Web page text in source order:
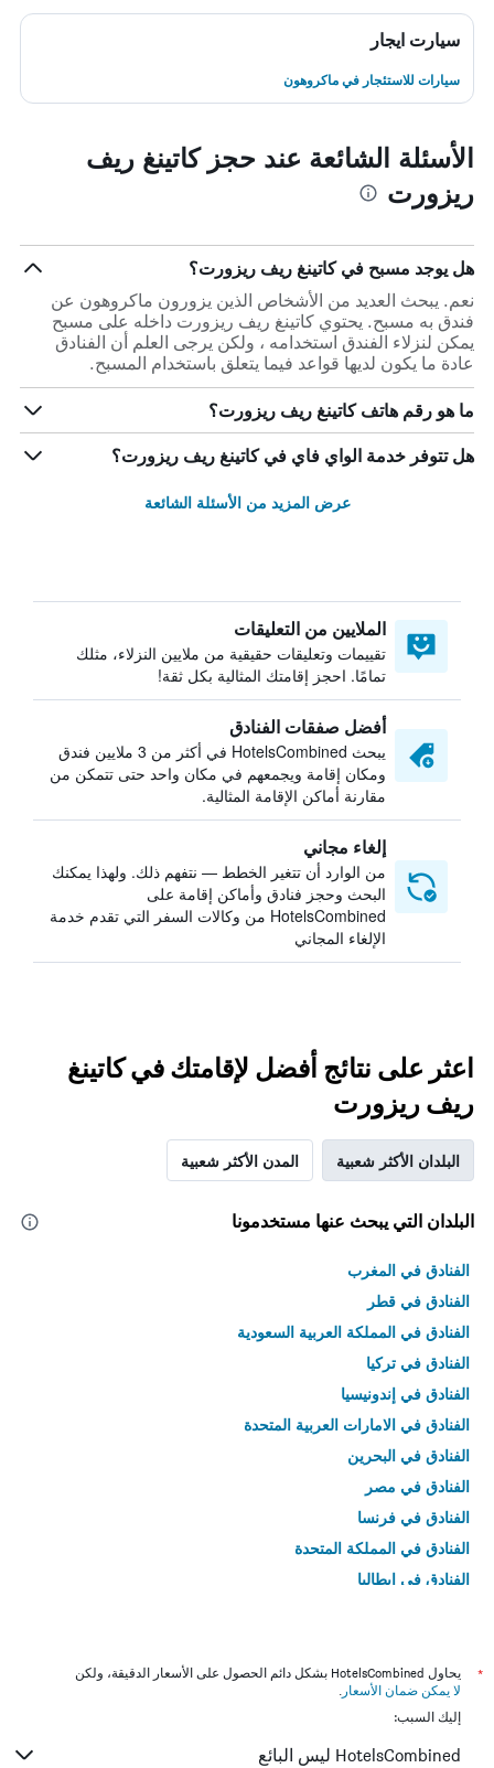
سيارت ايجار
سيارات للاستئجار في ماكروهون
الأسئلة الشائعة عند حجز كاتينغ ريف
ريزورت
هل يوجد مسبح في كاتينغ ريف ريزورت؟
نعم. يبحث العديد من الأشخاص الذين يزورون ماكروهون عن
فندق به مسبح. يحتوي كاتينغ ريف ريزورت داخله على مسبح
يمكن لنزلاء الفندق استخدامه ، ولكن يرجى العلم أن الفنادق
عادة ما يكون لديها قواعد فيما يتعلق باستخدام المسبح.
ما هو رقم هاتف كاتينغ ريف ريزورت؟
هل تتوفر خدمة الواي فاي في كاتينغ ريف ريزورت؟
عرض المزيد من الأسئلة الشائعة
الملايين من التعليقات
تقييمات وتعليقات حقيقية من ملايين النزلاء، مثلك
تمامًا. احجز إقامتك المثالية بكل ثقة!
أفضل صفقات الفنادق
يبحث HotelsCombined في أكثر من 3 ملايين فندق
ومكان إقامة ويجمعهم في مكان واحد حتى تتمكن من
مقارنة أماكن الإقامة المثالية.
إلغاء مجاني
من الوارد أن تتغير الخطط — نتفهم ذلك. ولهذا يمكنك
البحث وحجز فنادق وأماكن إقامة على
HotelsCombined من وكالات السفر التي تقدم خدمة
الإلغاء المجاني
اعثر على نتائج أفضل لإقامتك في كاتينغ
ريف ريزورت
البلدان الأكثر شعبية المدن الأكثر شعبية
البلدان التي يبحث عنها مستخدمونا
الفنادق في المغرب
الفنادق في قطر
الفنادق في المملكة العربية السعودية
الفنادق في تركيا
الفنادق في إندونيسيا
الفنادق في الامارات العربية المتحدة
الفنادق في البحرين
الفنادق في مصر
الفنادق في فرنسا
الفنادق في المملكة المتحدة
الفنادق في إيطاليا
*
يحاول HotelsCombined بشكل دائم الحصول على الأسعار الدقيقة، ولكن
لا يمكن ضمان الأسعار .
إليك السبب:
HotelsCombined ليس البائع